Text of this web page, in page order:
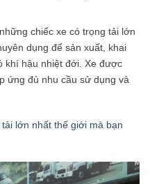
chiếc xe có trọng tải lớn
dụng để sản xuất, khai
khí hậu nhiệt đới. Xe được
ứng đủ nhu cầu sử dụng và
lớn nhất thế giới mà bạn